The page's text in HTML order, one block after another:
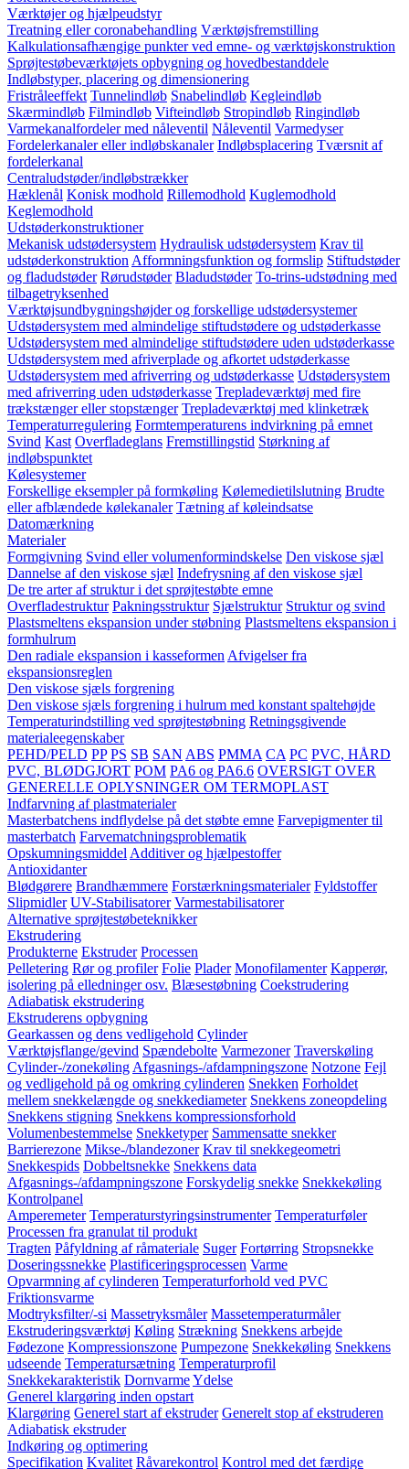
Værktøjer og hjælpeudstyr
Treatning eller coronabehandling Værktøjsfremstilling
Kalkulationsafhængige punkter ved emne- og værktøjskonstruktion
Sprøjtestøbeværktøjets opbygning og hovedbestanddele
Indløbstyper, placering og dimensionering
Fristråleeffekt Tunnelindløb Snabelindløb Kegleindløb
Skærmindløb Filmindløb Vifteindløb Stropindløb Ringindløb
Varmekanalfordeler med nåleventil Nåleventil Varmedyser
Fordelerkanaler eller indløbskanaler Indløbsplacering Tværsnit af
fordelerkanal
Centraludstøder/indløbstrækker
Hæklenål Konisk modhold Rillemodhold Kuglemodhold
Keglemodhold
Udstøderkonstruktioner
Mekanisk udstødersystem Hydraulisk udstødersystem Krav til
udstøderkonstruktion Afformningsfunktion og formslip Stiftudstøder
og fladudstøder Rørudstøder Bladudstøder To-trins-udstødning med
tilbagetryksenhed
Værktøjsundbygningshøjder og forskellige udstødersystemer
Udstødersystem med almindelige stiftudstødere og udstøderkasse
Udstødersystem med almindelige stiftudstødere uden udstøderkasse
Udstødersystem med afriverplade og afkortet udstøderkasse
Udstødersystem med afriverring og udstøderkasse Udstødersystem
med afriverring uden udstøderkasse Trepladeværktøj med fire
trækstænger eller stopstænger Trepladeværktøj med klinketræk
Temperaturregulering Formtemperaturens indvirkning på emnet
Svind Kast Overfladeglans Fremstillingstid Størkning af
indløbspunktet
Kølesystemer
Forskellige eksempler på formkøling Kølemedietilslutning Brudte
eller afblændede kølekanaler Tætning af køleindsatse
Datomærkning
Materialer
Formgivning Svind eller volumenformindskelse Den viskose sjæl
Dannelse af den viskose sjæl Indefrysning af den viskose sjæl
De tre arter af struktur i det sprøjtestøbte emne
Overfladestruktur Pakningsstruktur Sjælstruktur Struktur og svind
Plastsmeltens ekspansion under støbning Plastsmeltens ekspansion i
formhulrum
Den radiale ekspansion i kasseformen Afvigelser fra
ekspansionsreglen
Den viskose sjæls forgrening
Den viskose sjæls forgrening i hulrum med konstant spaltehøjde
Temperaturindstilling ved sprøjtestøbning Retningsgivende
materialeegenskaber
PEHD/PELD PP PS SB SAN ABS PMMA CA PC PVC, HÅRD
PVC, BLØDGJORT POM PA6 og PA6.6 OVERSIGT OVER
GENERELLE OPLYSNINGER OM TERMOPLAST
Indfarvning af plastmaterialer
Masterbatchens indflydelse på det støbte emne Farvepigmenter til
masterbatch Farvematchningsproblematik
Opskumningsmiddel Additiver og hjælpestoffer
Antioxidanter
Blødgørere Brandhæmmere Forstærkningsmaterialer Fyldstoffer
Slipmidler UV-Stabilisatorer Varmestabilisatorer
Alternative sprøjtestøbeteknikker
Ekstrudering
Produkterne Ekstruder Processen
Pelletering Rør og profiler Folie Plader Monofilamenter Kapperør,
isolering på elledninger osv. Blæsestøbning Coekstrudering
Adiabatisk ekstrudering
Ekstruderens opbygning
Gearkassen og dens vedligehold Cylinder
Værktøjsflange/gevind Spændebolte Varmezoner Traverskøling
Cylinder-/zonekøling Afgasnings-/afdampningszone Notzone Fejl
og vedligehold på og omkring cylinderen Snekken Forholdet
mellem snekkelængde og snekkediameter Snekkens zoneopdeling
Snekkens stigning Snekkens kompressionsforhold
Volumenbestemmelse Snekketyper Sammensatte snekker
Barrierezone Mikse-/blandezoner Krav til snekkegeometri
Snekkespids Dobbeltsnekke Snekkens data
Afgasnings-/afdampningszone Forskydelig snekke Snekkekøling
Kontrolpanel
Amperemeter Temperaturstyringsinstrumenter Temperaturføler
Processen fra granulat til produkt
Tragten Påfyldning af råmateriale Suger Fortørring Stropsnekke
Doseringssnekke Plastificeringsprocessen Varme
Opvarmning af cylinderen Temperaturforhold ved PVC
Friktionsvarme
Modtryksfilter/-si Massetryksmåler Massetemperaturmåler
Ekstruderingsværktøj Køling Strækning Snekkens arbejde
Fødezone Kompressionszone Pumpezone Snekkekøling Snekkens
udseende Temperatursætning Temperaturprofil
Snekkekarakteristik DornvarmeYdelse
Generel klargøring inden opstart
Klargøring Generel start af ekstruder Generelt stop af ekstruderen
Adiabatisk ekstruder
Indkøring og optimering
Specifikation Kvalitet Råvarekontrol Kontrol med det færdige